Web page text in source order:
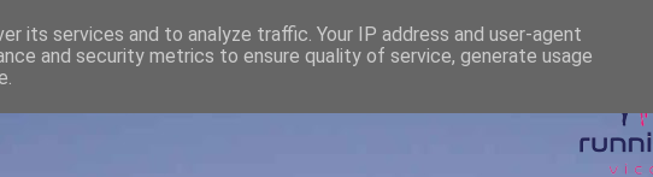
its services and to analyze traffic. Your IP address and user-agent
and security metrics to ensure quality of service, generate usage